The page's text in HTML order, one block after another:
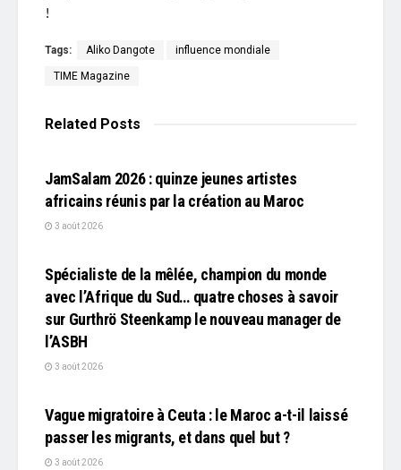
!
Tags: Aliko Dangote influence mondiale
TIME Magazine
Related Posts
JamSalam 2026 : quinze jeunes artistes
africains réunis par la création au Maroc
3 août 2026
Spécialiste de la mêlée, champion du monde
avec l’Afrique du Sud… quatre choses à savoir
sur Gurthrö Steenkamp le nouveau manager de
l’ASBH
3 août 2026
Vague migratoire à Ceuta : le Maroc a-t-il laissé
passer les migrants, et dans quel but ?
3 août 2026